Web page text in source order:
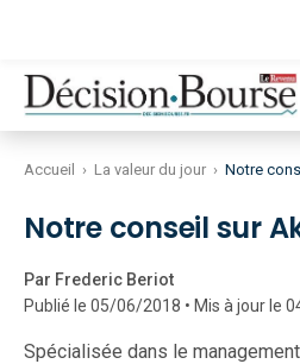
Accueil › La valeur du jour › Notre
Notre conseil sur
Par Frederic Beriot
Publié le 05/06/2018 • Mis à jour le
Spécialisée dans le